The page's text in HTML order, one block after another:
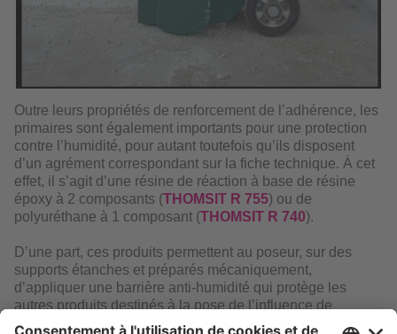
Outre leurs propriétés de renforcement de l’adhérence, les
primaires sont également importants pour une protection
contre l’humidité, pour autant toutefois qu’ils disposent
d’un agrément correspondant sur la fiche technique. À cet
effet, il s’agit d’une résine de réaction à base de résine
époxy à 2 composants (THOMSIT R 755) ou de
polyuréthane à 1 composant (THOMSIT R 740).
D’une part, ces produits permettent au poseur, sur des
supports étanches et préparés mécaniquement,
d’appliquer une barrière anti-humidité qui protège les
autres produits destinés à la pose de l’influence de
l’humidité contenue dans le support.